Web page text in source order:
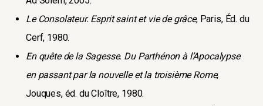
Le Consolateur. Esprit saint et vie de grâce, Paris, Éd. du
Cerf, 1980.
En quête de la Sagesse. Du Parthénon à l’Apocalypse
en passant par la nouvelle et la troisième Rome,
Jouques, éd. du Cloître, 1980.